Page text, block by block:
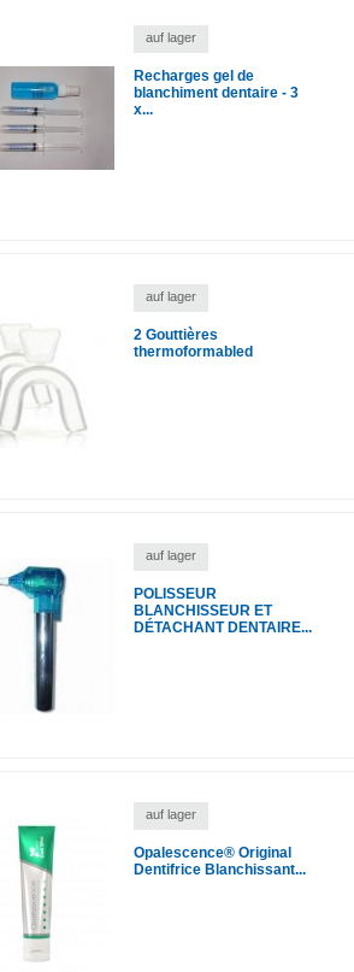
auf lager
Recharges gel de
blanchiment dentaire - 3
x...
auf lager
2 Gouttières
thermoformabled
auf lager
POLISSEUR
BLANCHISSEUR ET
DÉTACHANT DENTAIRE...
auf lager
Opalescence® Original
Dentifrice Blanchissant...